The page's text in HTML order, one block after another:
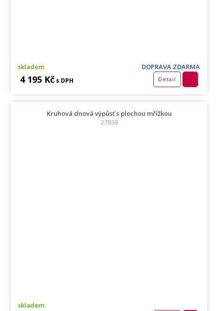
skladem DOPRAVA ZDARMA
4 195 Kč s DPH Detail
Kruhová dnová výpůsť s plochou mřížkou
27838
skladem